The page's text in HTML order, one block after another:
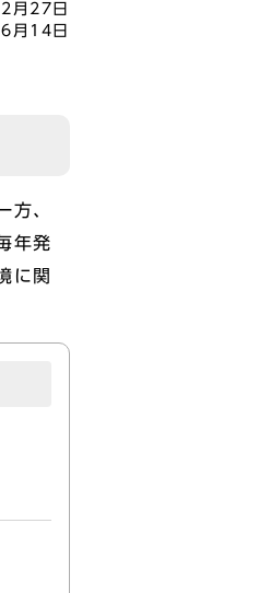
月27日
月14日
方、
年発
に関